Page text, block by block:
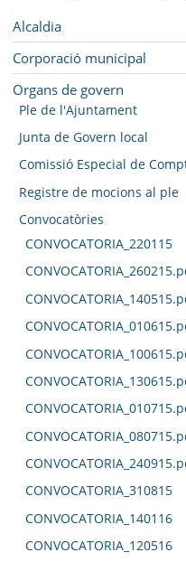
BELL-LLOC
Alcaldia
Corporació municipal
Organs de govern
Ple de l'Ajuntament
Junta de Govern local
Comissió Especial de
Registre de mocions al ple
Convocatòries
CONVOCATORIA_220115
CONVOCATORIA_310815
CONVOCATORIA_140116
CONVOCATORIA_120516